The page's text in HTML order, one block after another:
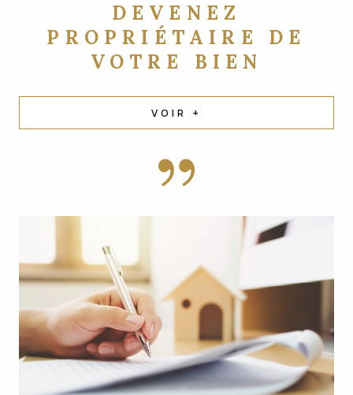
DEVENEZ
PROPRIÉTAIRE DE
VOTRE BIEN
VOIR +